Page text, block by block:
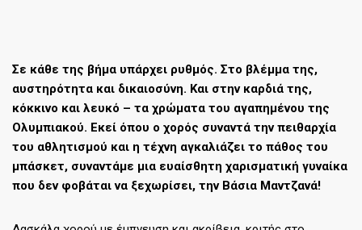
Σε κάθε της βήμα υπάρχει ρυθμός. Στο βλέμμα της,
αυστηρότητα και δικαιοσύνη. Και στην καρδιά της,
κόκκινο και λευκό – τα χρώματα του αγαπημένου της
Ολυμπιακού. Εκεί όπου ο χορός συναντά την πειθαρχία
του αθλητισμού και η τέχνη αγκαλιάζει το πάθος του
μπάσκετ, συναντάμε μια ευαίσθητη χαρισματική γυναίκα
που δεν φοβάται να ξεχωρίσει, την Βάσια Μαντζανά!